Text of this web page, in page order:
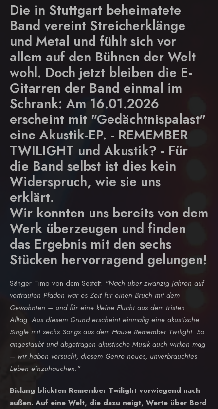
Die in Stuttgart beheimatete
Band vereint Streicherklänge
und Metal und fühlt sich vor
allem auf den Bühnen der Welt
wohl. Doch jetzt bleiben die E-
Gitarren der Band einmal im
Schrank: Am 16.01.2026
erscheint mit "Gedächtnispalast"
eine Akustik-EP. - REMEMBER
TWILIGHT und Akustik? - Für
die Band selbst ist dies kein
Widerspruch, wie sie uns
erklärt.
Wir konnten uns bereits von dem
Werk überzeugen und finden
das Ergebnis mit den sechs
Stücken hervorragend gelungen!
Sänger Timo von dem Sextett: "Nach über zwanzig Jahren auf
vertrauten Pfaden war es Zeit für einen Bruch mit dem
Gewohnten – und für eine kleine Flucht aus dem tristen
Alltag. Aus diesem Grund erscheint einmalig eine akustische
Single mit sechs Songs aus dem Hause Remember Twilight. So
angestaubt und abgetragen akustische Musik auch wirken mag
– wir haben versucht, diesem Genre neues, unverbrauchtes
Leben einzuhauchen."
Bislang blickten Remember Twilight vorwiegend nach
außen. Auf eine Welt, die dazu neigt, Werte über Bord